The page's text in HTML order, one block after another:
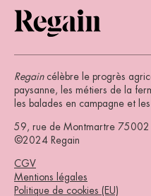
Regaincélèbre le progrès
paysanne, les métiers de la
les balades en campagne et
59, rue de Montmartre 75002
©2024 Regain
CGV
Mentions légales
Politique de cookies (EU)